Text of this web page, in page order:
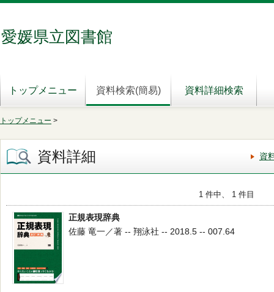
愛媛県立図書館
トップメニュー 資料検索(簡易) 資料詳細検索
トップメニュー >
資料詳細 資
1 件中、 1 件目
正規表現辞典
佐藤 竜一／著 -- 翔泳社 -- 2018.5 -- 007.64